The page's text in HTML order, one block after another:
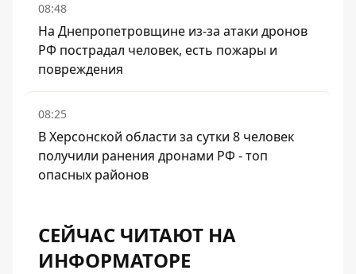
08:48
На Днепропетровщине из-за атаки дронов
РФ пострадал человек, есть пожары и
повреждения
08:25
В Херсонской области за сутки 8 человек
получили ранения дронами РФ - топ
опасных районов
СЕЙЧАС ЧИТАЮТ НА
ИНФОРМАТОРЕ